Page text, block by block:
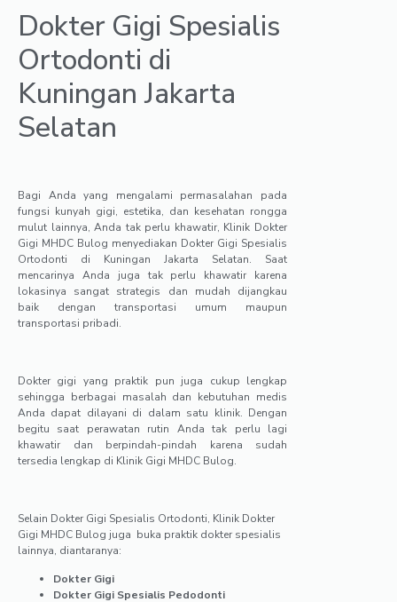
Dokter Gigi Spesialis
Ortodonti di
Kuningan Jakarta
Selatan
Bagi Anda yang mengalami permasalahan pada
fungsi kunyah gigi, estetika, dan kesehatan rongga
mulut lainnya, Anda tak perlu khawatir, Klinik Dokter
Gigi MHDC Bulog menyediakan Dokter Gigi Spesialis
Ortodonti di Kuningan Jakarta Selatan. Saat
mencarinya Anda juga tak perlu khawatir karena
lokasinya sangat strategis dan mudah dijangkau
baik dengan transportasi umum maupun
transportasi pribadi.
Dokter gigi yang praktik pun juga cukup lengkap
sehingga berbagai masalah dan kebutuhan medis
Anda dapat dilayani di dalam satu klinik. Dengan
begitu saat perawatan rutin Anda tak perlu lagi
khawatir dan berpindah-pindah karena sudah
tersedia lengkap di Klinik Gigi MHDC Bulog.
Selain Dokter Gigi Spesialis Ortodonti, Klinik Dokter
Gigi MHDC Bulog juga buka praktik dokter spesialis
lainnya, diantaranya:
Dokter Gigi
Dokter Gigi Spesialis Pedodonti